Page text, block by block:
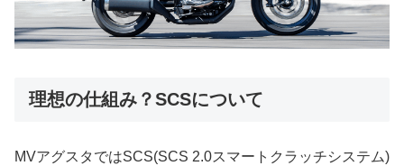
理想の仕組み？SCSについて
MVアグスタではSCS(SCS 2.0スマートクラッチシステム)